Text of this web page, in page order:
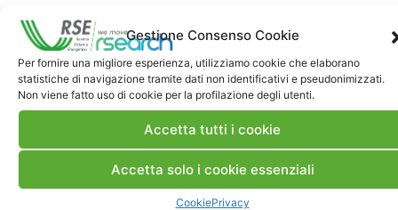
Gestione Consenso Cookie
Per fornire una migliore esperienza, utilizziamo cookie che elaborano
statistiche di navigazione tramite dati non identificativi e pseudonimizzati.
Non viene fatto uso di cookie per la profilazione degli utenti.
Accetta tutti i cookie
Accetta solo i cookie essenziali
CookiePrivacy
Dove siamo
Bandi di gara e contratti
Whistleblowing